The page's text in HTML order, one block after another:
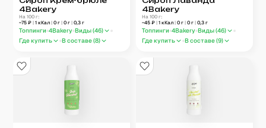
4Bakery
На 100 г:
~75 ₽| 1 кКал| 0 г| 0 г| 0,3 г
Топпинги 4Bakery Виды (46)
Где купить
В составе (8)
4Bakery
На 100 г:
~45 ₽ | 1 кКал | 0 г | 0 г | 0,3 г
Топпинги 4Bakery Виды (46)
Где купить
В составе (9)